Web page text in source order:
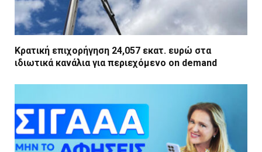
Κρατική επιχορήγηση 24,057 εκατ. ευρώ στα
ιδιωτικά κανάλια για περιεχόμενο on demand